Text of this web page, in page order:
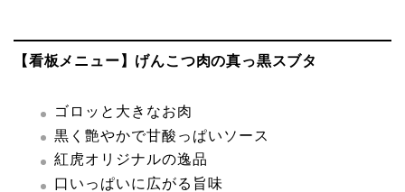
【看板メニュー】げんこつ肉の真っ黒スブタ
ゴロッと大きなお肉
黒く艶やかで甘酸っぱいソース
紅虎オリジナルの逸品
口いっぱいに広がる旨味